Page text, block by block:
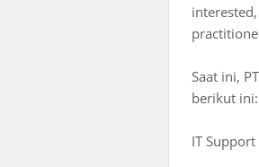
Saat ini,
berikut ini:
IT Support